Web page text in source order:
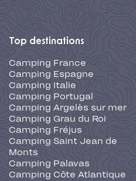
Top destinations
Camping France
Camping Espagne
Camping Italie
Camping Portugal
Camping Argelès sur mer
Camping Grau du Roi
Camping Fréjus
Camping Saint Jean de
Monts
Camping Palavas
Camping Côte Atlantique